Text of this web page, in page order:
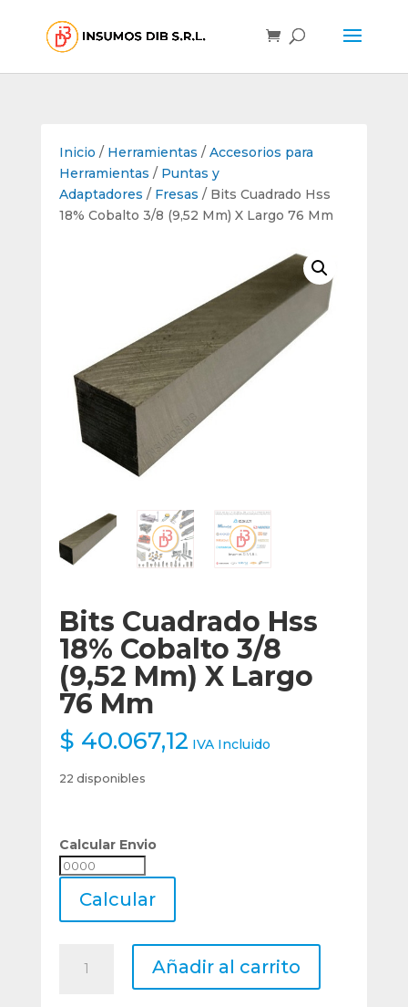
Inicio / Herramientas / Accesorios para
Herramientas / Puntas y
Adaptadores / Fresas / Bits Cuadrado Hss
18% Cobalto 3/8 (9,52 Mm) X Largo 76 Mm
Bits Cuadrado Hss
18% Cobalto 3/8
(9,52 Mm) X Largo
76 Mm
$ 40.067,12 IVA Incluido
22 disponibles
Calcular Envio
Calcular
Calcular
Cuadrado
Añadir al carrito